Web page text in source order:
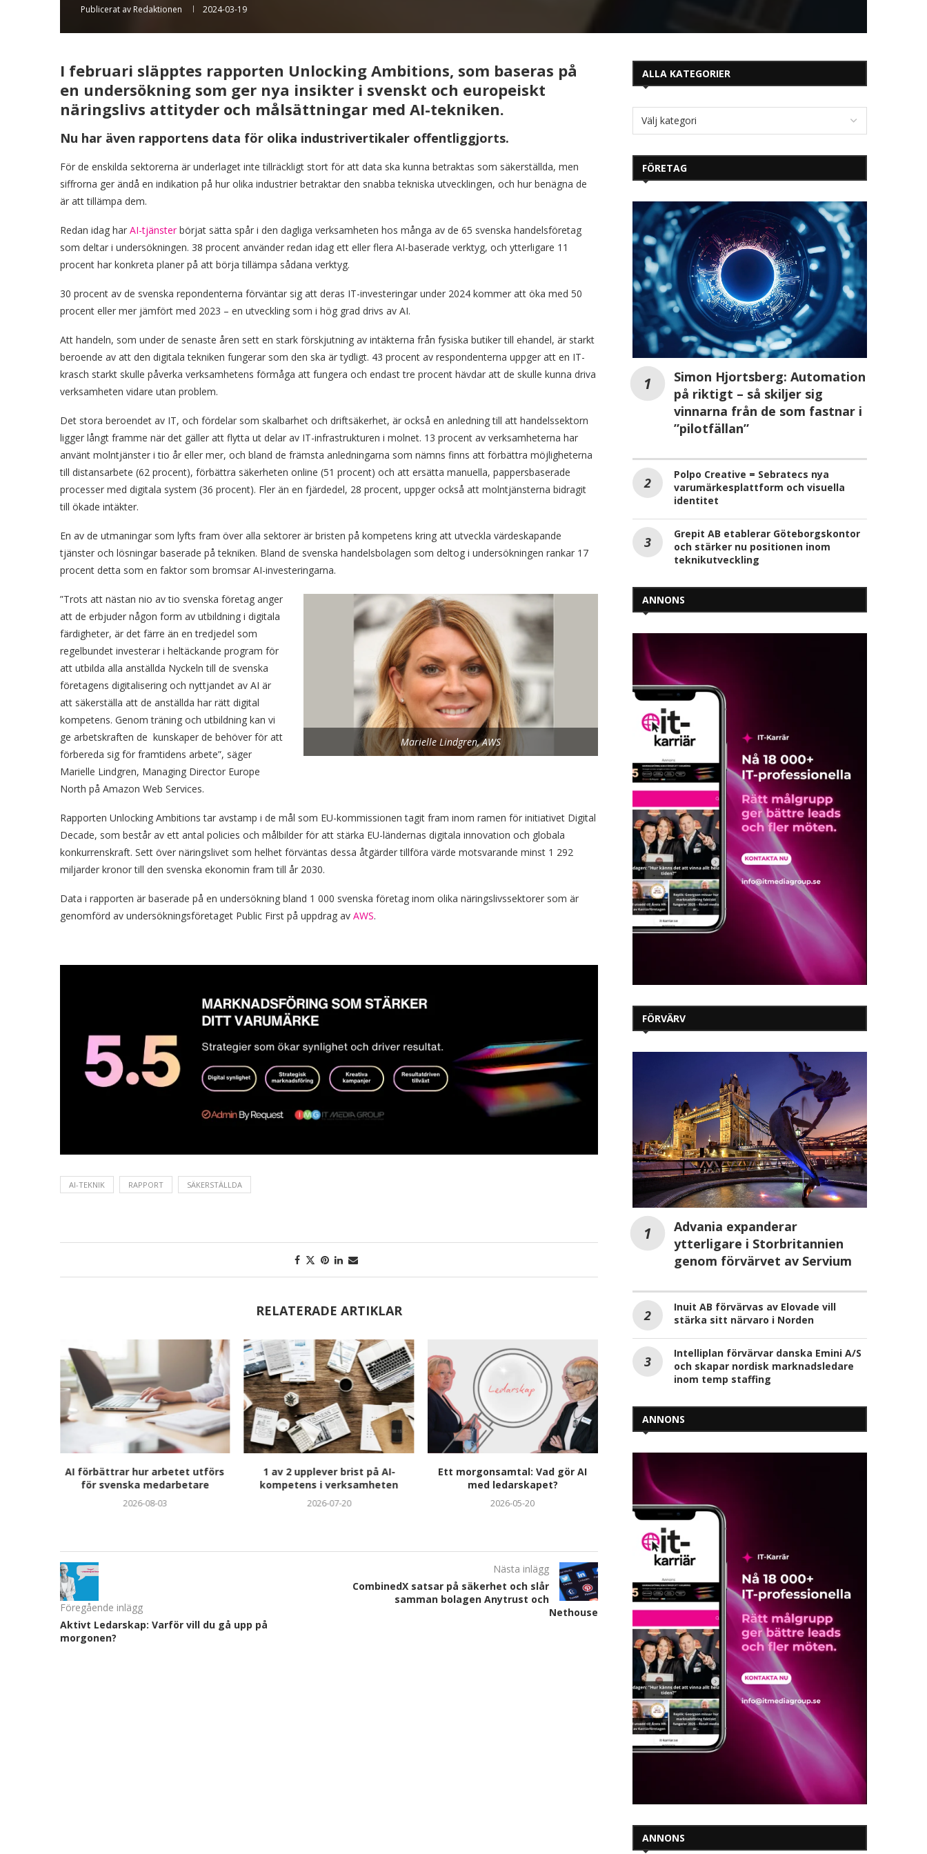
Publicerat av Redaktionen 2024-03-19
I februari släpptes rapporten Unlocking Ambitions, som baseras på
en undersökning som ger nya insikter i svenskt och europeiskt
näringslivs attityder och målsättningar med AI-tekniken.
Nu har även rapportens data för olika industrivertikaler offentliggjorts.
För de enskilda sektorerna är underlaget inte tillräckligt stort för att data ska kunna betraktas som säkerställda, men
siffrorna ger ändå en indikation på hur olika industrier betraktar den snabba tekniska utvecklingen, och hur benägna de
är att tillämpa dem.
Redan idag har AI-tjänsterbörjat sätta spår i den dagliga verksamheten hos många av de 65 svenska handelsföretag
som deltar i undersökningen. 38 procent använder redan idag ett eller flera AI-baserade verktyg, och ytterligare 11
procent har konkreta planer på att börja tillämpa sådana verktyg.
30 procent av de svenska repondenterna förväntar sig att deras IT-investeringar under 2024 kommer att öka med 50
procent eller mer jämfört med 2023 – en utveckling som i hög grad drivs av AI.
Att handeln, som under de senaste åren sett en stark förskjutning av intäkterna från fysiska butiker till ehandel, är starkt
beroende av att den digitala tekniken fungerar som den ska är tydligt. 43 procent av respondenterna uppger att en IT-
krasch starkt skulle påverka verksamhetens förmåga att fungera och endast tre procent hävdar att de skulle kunna driva
verksamheten vidare utan problem.
Det stora beroendet av IT, och fördelar som skalbarhet och driftsäkerhet, är också en anledning till att handelssektorn
ligger långt framme när det gäller att flytta ut delar av IT-infrastrukturen i molnet. 13 procent av verksamheterna har
använt molntjänster i tio år eller mer, och bland de främsta anledningarna som nämns finns att förbättra möjligheterna
till distansarbete (62 procent), förbättra säkerheten online (51 procent) och att ersätta manuella, pappersbaserade
processer med digitala system (36 procent). Fler än en fjärdedel, 28 procent, uppger också att molntjänsterna bidragit
till ökade intäkter.
En av de utmaningar som lyfts fram över alla sektorer är bristen på kompetens kring att utveckla värdeskapande
tjänster och lösningar baserade på tekniken. Bland de svenska handelsbolagen som deltog i undersökningen rankar 17
procent detta som en faktor som bromsar AI-investeringarna.
Marielle Lindgren, AWS
”Trots att nästan nio av tio svenska företag anger
att de erbjuder någon form av utbildning i digitala
färdigheter, är det färre än en tredjedel som
regelbundet investerar i heltäckande program för
att utbilda alla anställda Nyckeln till de svenska
företagens digitalisering och nyttjandet av AI är
att säkerställa att de anställda har rätt digital
kompetens. Genom träning och utbildning kan vi
ge arbetskraften de kunskaper de behöver för att
förbereda sig för framtidens arbete”, säger
Marielle Lindgren, Managing Director Europe
North på Amazon Web Services.
Rapporten Unlocking Ambitions tar avstamp i de mål som EU-kommissionen tagit fram inom ramen för initiativet Digital
Decade, som består av ett antal policies och målbilder för att stärka EU-ländernas digitala innovation och globala
konkurrenskraft. Sett över näringslivet som helhet förväntas dessa åtgärder tillföra värde motsvarande minst 1 292
miljarder kronor till den svenska ekonomin fram till år 2030.
Data i rapporten är baserade på en undersökning bland 1 000 svenska företag inom olika näringslivssektorer som är
genomförd av undersökningsföretaget Public First på uppdrag av AWS.
AI-TEKNIK RAPPORT SÄKERSTÄLLDA
RELATERADE ARTIKLAR
AI förbättrar hur arbetet utförs
för svenska medarbetare
2026-08-03
1 av 2 upplever brist på AI-
kompetens i verksamheten
2026-07-20
Ett morgonsamtal: Vad gör AI
med ledarskapet?
2026-05-20
Cognizant lanserar ny AI-
kompetensutveckling
2026-04-24
Föregående inlägg
Aktivt Ledarskap: Varför vill du gå upp på
morgonen?
Nästa inlägg
CombinedX satsar på säkerhet och slår
samman bolagen Anytrust och
Nethouse
ALLA KATEGORIER
FÖRETAG
Simon Hjortsberg: Automation
på riktigt – så skiljer sig
vinnarna från de som fastnar i
”pilotfällan”
Polpo Creative = Sebratecs nya
varumärkesplattform och visuella
identitet
Grepit AB etablerar Göteborgskontor
och stärker nu positionen inom
teknikutveckling
ANNONS
FÖRVÄRV
Advania expanderar
ytterligare i Storbritannien
genom förvärvet av Servium
Inuit AB förvärvas av Elovade vill
stärka sitt närvaro i Norden
Intelliplan förvärvar danska Emini A/S
och skapar nordisk marknadsledare
inom temp staffing
ANNONS
ANNONS